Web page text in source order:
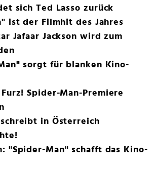
sich Ted Lasso zurück
ist der Filmhit des Jahres
Jafaar Jackson wird zum
sorgt für blanken Kino-
Spider-Man-Premiere
in Österreich
"Spider-Man" schafft das Kino-